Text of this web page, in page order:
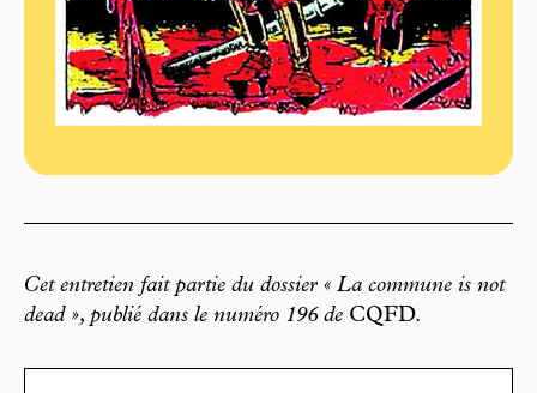
Cet entretien fait partie du dossier « La commune is not
dead », publié dans le numéro 196 de CQFD.